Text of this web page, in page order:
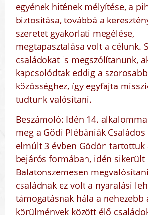
egyének hitének mélyítése, a
biztosítása, továbbá a
szeretet gyakorlati megélése,
megtapasztalása volt a célunk.
családokat is megszólítanunk,
kapcsolódtak eddig a szorosabb
közösséghez, így egyfajta
tudtunk valósítani.
Beszámoló: Idén 14.
meg a Gödi Plébániák
elmúlt 3 évben Gödön tartottuk
bejárós formában, idén sikerült
Balatonszemesen
családnak ez volt a nyaralási
támogatásnak hála a nehezebb
körülmények között élő